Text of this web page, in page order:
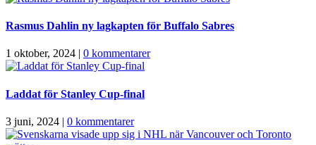
Rasmus Dahlin ny lagkapten för Buffalo Sabres
1 oktober, 2024 | 0 kommentarer
Laddat för Stanley Cup-final
3 juni, 2024 | 0 kommentarer